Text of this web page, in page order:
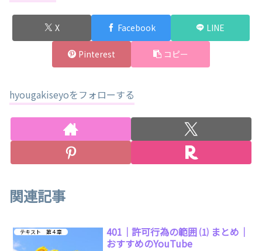
X Facebook LINE
Pinterest コピー
hyougakiseyoをフォローする
関連記事
テキスト 第４章
401｜許可行為の範囲 ⑴ まとめ｜
おすすめのYouTube